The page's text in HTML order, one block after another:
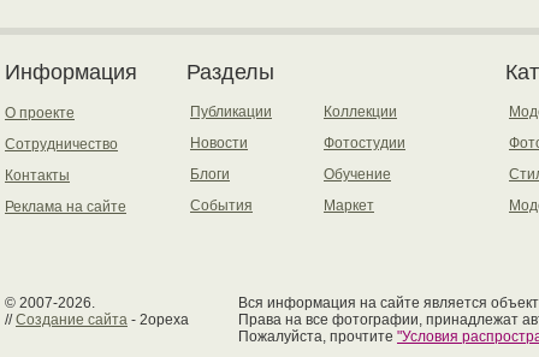
Информация
О проекте
Сотрудничество
Контакты
Реклама на сайте
Разделы
Публикации
Новости
Блоги
События
Коллекции
Фотостудии
Обучение
Маркет
© 2007-2026.
//Создание сайта - 2opexa
Вся информация на сайте является
Права на все фотографии, принадлежат
Пожалуйста, прочтите "Условия